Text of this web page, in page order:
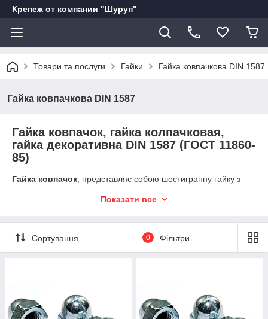
Крепеж от компании "Шуруп"
Товари та послуги Гайки Гайка ковпачкова DIN 1587
Гайка ковпачкова DIN 1587
Гайка ковпачок, гайка колпачковая,
гайка декоративна DIN 1587 (ГОСТ 11860-
85)
Гайка ковпачок , представляє собою шестигранну гайку з
застосовується для захисту торцевій частині метричної різьби
використовується як елемент декору. Так само як і будь-яка
інша гайка,гайка колпачковая
має внутрішню метричну
как оптом так и в розницу.
Для удобства наших клиентов,
магазин "Шуруп", работает
Показати все
Сортування 0 Фільтри